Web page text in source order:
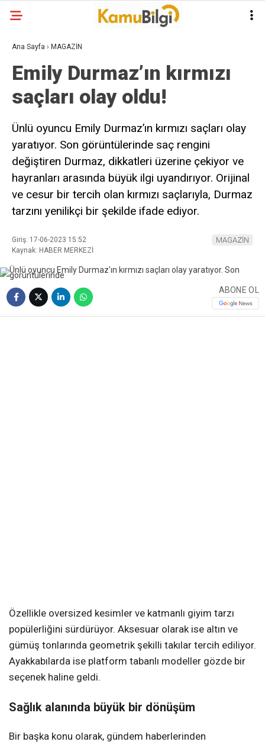
Ana Sayfa › MAGAZİN
Emily Durmaz’ın kırmızı
saçları olay oldu!
Ünlü oyuncu Emily Durmaz’ın kırmızı saçları olay
yaratıyor. Son görüntülerinde saç rengini
değiştiren Durmaz, dikkatleri üzerine çekiyor ve
hayranları arasında büyük ilgi uyandırıyor. Orijinal
ve cesur bir tercih olan kırmızı saçlarıyla, Durmaz
tarzını yenilikçi bir şekilde ifade ediyor.
Giriş: 17-06-2023 15:52
Kaynak: HABER MERKEZİ
MAGAZİN
ABONE OL
Özellikle oversized kesimler ve katmanlı giyim tarzı
popülerliğini sürdürüyor. Aksesuar olarak ise altın ve
gümüş tonlarında geometrik şekilli takılar tercih ediliyor.
Ayakkabılarda ise platform tabanlı modeller gözde bir
seçenek haline geldi.
Sağlık alanında büyük bir dönüşüm
Bir başka konu olarak, gündem haberlerinden